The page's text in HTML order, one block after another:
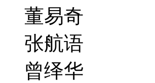
董易奇
张航语
曾绎华